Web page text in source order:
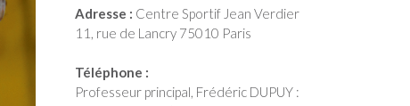
Adresse : Centre Sportif Jean Verdier
11, rue de Lancry 75010 Paris
Téléphone :
Professeur principal, Frédéric DUPUY :